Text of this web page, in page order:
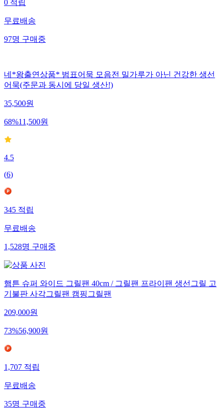
0 적립
무료배송
97명 구매중
네*왕출연상품* 범표어묵 모음전 밀가루가 아닌 건강한 생선
어묵(주문과 동시에 당일 생산!)
35,500원
68%11,500원
4.5
(6)
345 적립
무료배송
1,528명 구매중
햄튼 슈퍼 와이드 그릴팬 40cm / 그릴팬 프라이팬 생선그릴 고
기불판 사각그릴팬 캠핑그릴팬
209,000원
73%56,900원
1,707 적립
무료배송
35명 구매중